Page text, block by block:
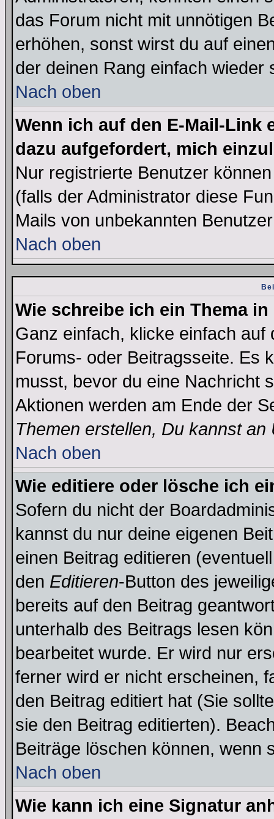
das Forum nicht mit unnötigen
erhöhen, sonst wirst du auf
der deinen Rang einfach wieder
Nach oben
Wenn ich auf den E-Mail-Link
dazu aufgefordert, mich
Nur registrierte Benutzer
(falls der Administrator diese
Mails von unbekannten
Nach oben
Wie schreibe ich ein Thema
Ganz einfach, klicke einfach
Forums- oder Beitragsseite. Es
musst, bevor du eine Nachricht
Aktionen werden am Ende der
Themen erstellen, Du kannst
Nach oben
Wie editiere oder lösche ich
Sofern du nicht der
kannst du nur deine eigenen
einen Beitrag editieren
den Editieren-Button des
bereits auf den Beitrag
unterhalb des Beitrags lesen
bearbeitet wurde. Er wird nur
ferner wird er nicht erscheinen,
den Beitrag editiert hat (Sie
sie den Beitrag editierten).
Beiträge löschen können, wenn
Nach oben
Wie kann ich eine Signatur